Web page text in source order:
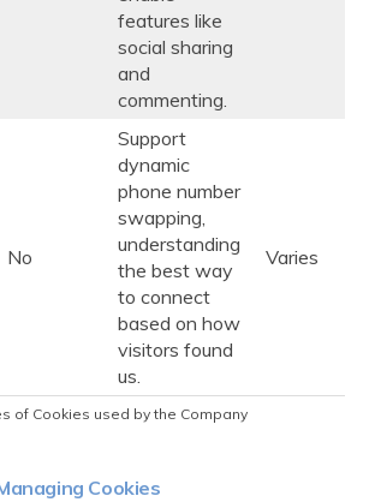
of Cookies used by the Company
features like
social sharing
and
commenting.
No
Support
dynamic
phone number
swapping,
understanding
the best way
to connect
based on how
visitors found
us.
Varies
Cookies